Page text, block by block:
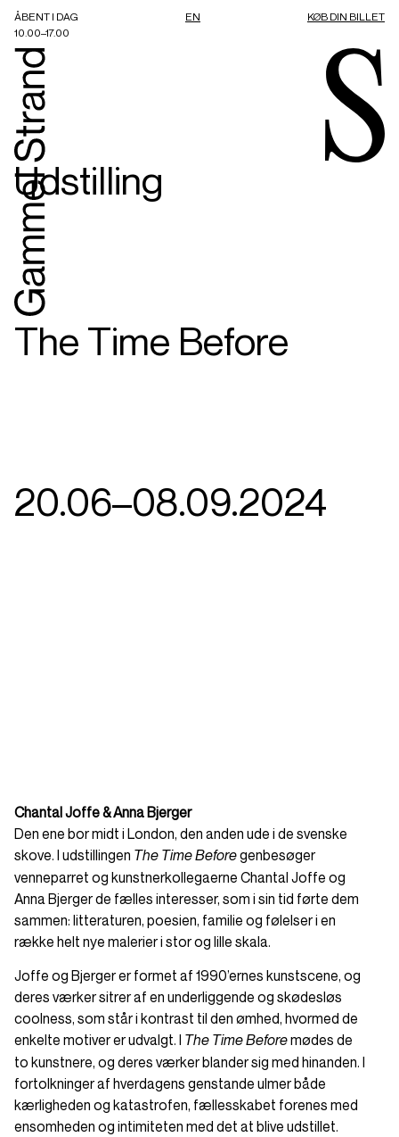
ÅBENT I DAG
10.00–17.00
EN KØB DIN BILLET
Udstilling
The Time Before
20.06–08.09.2024
Chantal Joffe & Anna Bjerger
Den ene bor midt i London, den anden ude i de svenske
skove. I udstillingen The Time Beforegenbesøger
venneparret og kunstnerkollegaerne Chantal Joffe og
Anna Bjerger de fælles interesser, som i sin tid førte dem
sammen: litteraturen, poesien, familie og følelser i en
række helt nye malerier i stor og lille skala.
Joffe og Bjerger er formet af 1990’ernes kunstscene, og
deres værker sitrer af en underliggende og skødesløs
coolness, som står i kontrast til den ømhed, hvormed de
enkelte motiver er udvalgt. I The Time Beforemødes de
to kunstnere, og deres værker blander sig med hinanden. I
fortolkninger af hverdagens genstande ulmer både
kærligheden og katastrofen, fællesskabet forenes med
ensomheden og intimiteten med det at blive udstillet.